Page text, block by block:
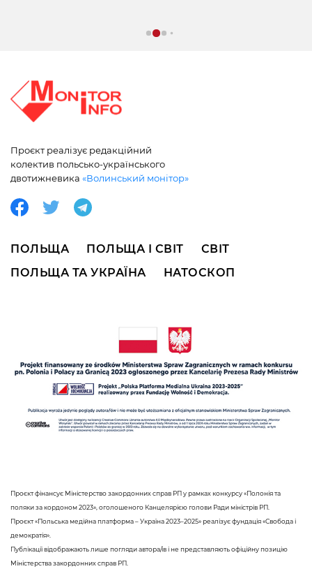
Проєкт реалізує редакційний
колектив польсько-українського
двотижневика «Волинський монітор»
ПОЛЬЩА ПОЛЬЩА І СВІТ
СВІТ
ПОЛЬЩА ТА УКРАЇНА
НАТОСКОП
Проєкт фінансує Міністерство закордонних справ РП у рамках конкурсу «Полонія та
поляки за кордоном 2023», оголошеного Канцелярією голови Ради міністрів РП.
Проєкт «Польська медійна платформа – Україна 2023–2025» реалізує фундація «Свобода і
демократія».
Публікації відображають лише погляди автора/ів і не представляють офіційну позицію
Міністерства закордонних справ РП.